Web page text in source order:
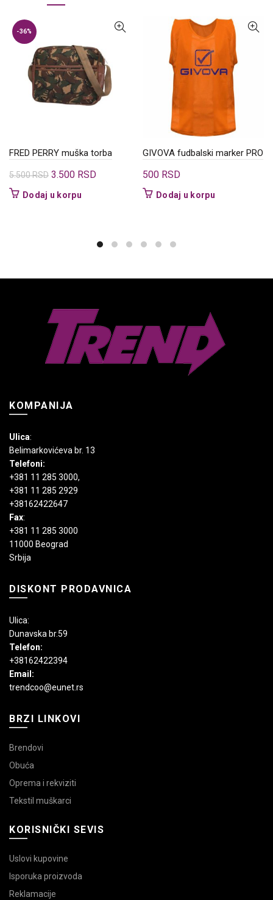
-36%
FRED PERRY muška torba
5.500RSD Originalna
cena
3.500 RSDTrenutna
Dodaj u korpu
GIVOVA fudbalski marker PRO
500 RSD
Dodaj u korpu
KOMPANIJA
Ulica:
Belimarkovićeva br. 13
Telefoni:
+381 11 285 3000,
+381 11 285 2929
+38162422647
Fax:
+381 11 285 3000
11000 Beograd
Srbija
DISKONT PRODAVNICA
Ulica:
Dunavska br.59
Telefon:
+38162422394
Email:
trendcoo@eunet.rs
BRZI LINKOVI
Brendovi
Obuća
Oprema i rekviziti
Tekstil muškarci
KORISNIČKI SEVIS
Uslovi kupovine
Isporuka proizvoda
Reklamacije